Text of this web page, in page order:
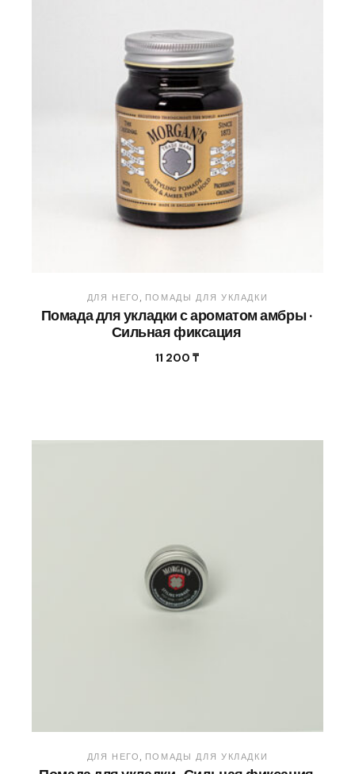
ДЛЯ НЕГО ПОМАДЫ ДЛЯ УКЛАДКИ
Помада для укладки с ароматом амбры ·
Сильная фиксация
11 200₸
ДЛЯ НЕГО ПОМАДЫ ДЛЯ УКЛАДКИ